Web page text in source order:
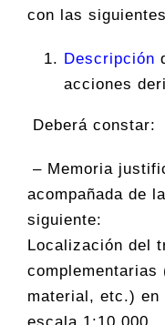
con las
Descripción
acciones
Deberá constar:
– Memoria
acompañada de
siguiente:
Localización del
complementarias
material, etc.) en